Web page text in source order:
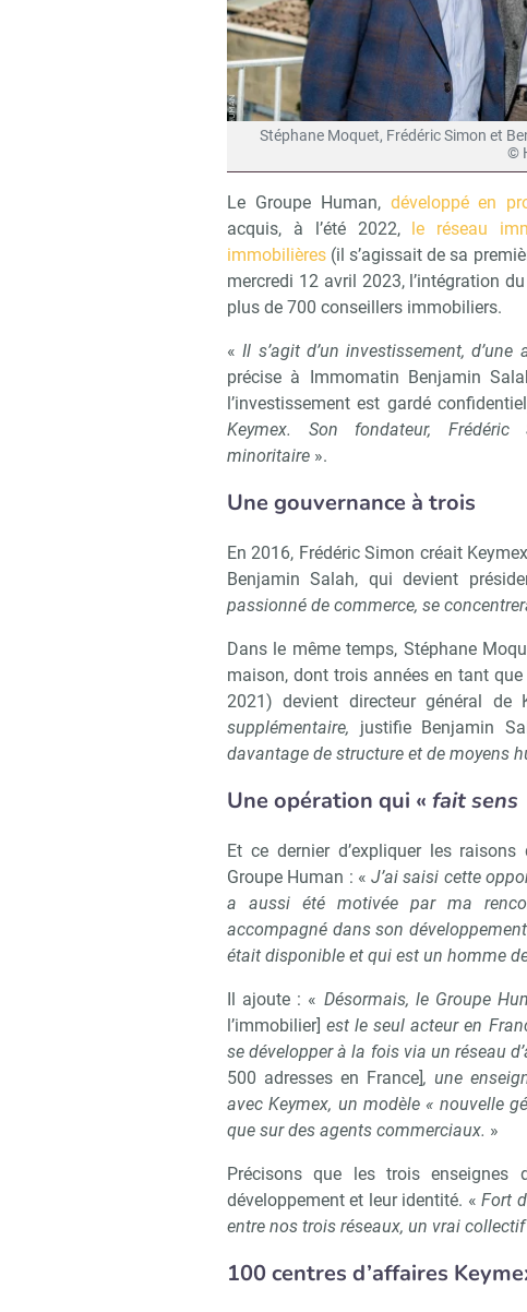
Stéphane Moquet, Frédéric Simon et
©
Le Groupe Human, développé en
acquis, à l’été 2022, le réseau
immobilières (il s’agissait de sa
mercredi 12 avril 2023, l’intégration
plus de 700 conseillers immobiliers.
«Il s’agit d’un investissement,
précise à Immomatin Benjamin
l’investissement est gardé
Keymex. Son fondateur,
minoritaire ».
Une gouvernance à trois
En 2016, Frédéric Simon créait
Benjamin Salah, qui devient
passionné de commerce, se
Dans le même temps, Stéphane
maison, dont trois années en tant
2021) devient directeur général de
supplémentaire, justifie Benjamin
davantage de structure et de moyens
Une opération qui « fait sens
Et ce dernier d’expliquer les
Groupe Human : «J’ai saisi cette
a aussi été motivée par ma
accompagné dans son
était disponible et qui est un homme
Il ajoute : « Désormais, le Groupe
l’immobilier]est le seul acteur en
se développer à la fois via un réseau
500 adresses en France], une
avec Keymex, un modèle « nouvelle
que sur des agents commerciaux. »
Précisons que les trois enseignes
développement et leur identité. «Fort
entre nos trois réseaux, un vrai collectif
100 centres d’affaires
Recevoir